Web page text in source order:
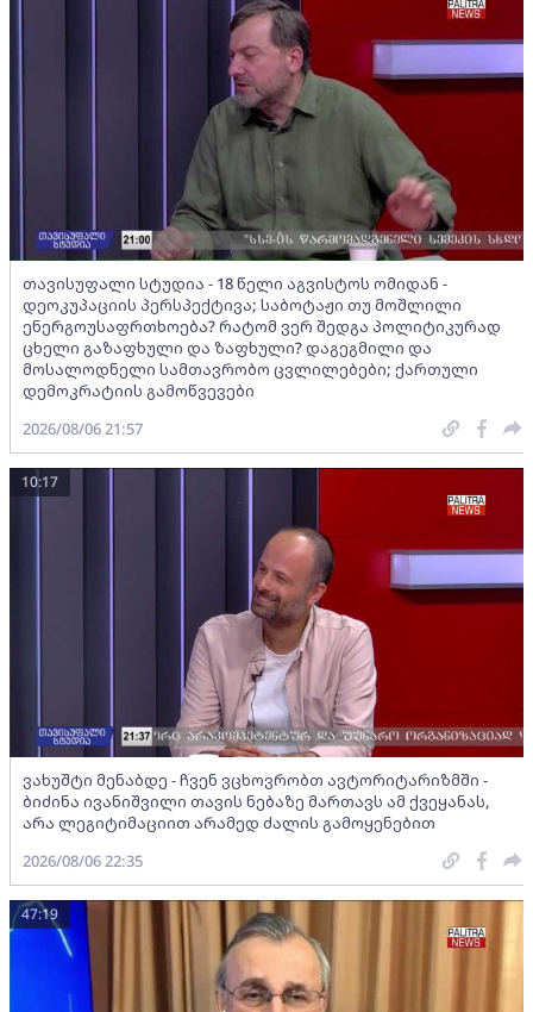
თავისუფალი სტუდია - 18 წელი აგვისტოს ომიდან -
დეოკუპაციის პერსპექტივა; საბოტაჟი თუ მოშლილი
ენერგოუსაფრთხოება? რატომ ვერ შედგა პოლიტიკურად
ცხელი გაზაფხული და ზაფხული? დაგეგმილი და
მოსალოდნელი სამთავრობო ცვლილებები; ქართული
დემოკრატიის გამოწვევები
2026/08/06 21:57
ვახუშტი მენაბდე - ჩვენ ვცხოვრობთ ავტორიტარიზმში -
ბიძინა ივანიშვილი თავის ნებაზე მართავს ამ ქვეყანას,
არა ლეგიტიმაციით არამედ ძალის გამოყენებით
10:17
2026/08/06 22:35
47:19